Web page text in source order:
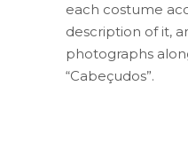
each costume
description of it,
photographs
“Cabeçudos”.